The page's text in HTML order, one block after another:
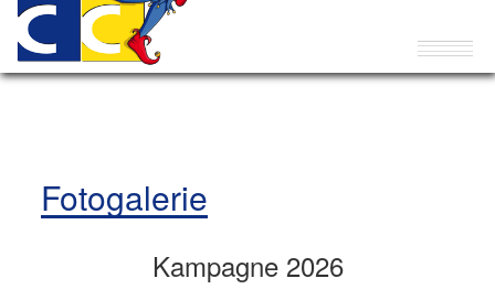
Fotogalerie
Kampagne 2026